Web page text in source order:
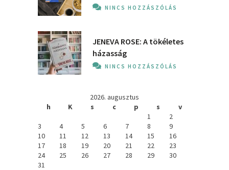
NINCS HOZZÁSZÓLÁS
JENEVA ROSE: A ​tökéletes
házasság
NINCS HOZZÁSZÓLÁS
2026. augusztus
h
K s c p s
v
1
2
3
4 5 6 7 8
9
10
11 12 13 14 15
16
17
18 19 20 21 22
23
24
25 26 27 28 29
30
31